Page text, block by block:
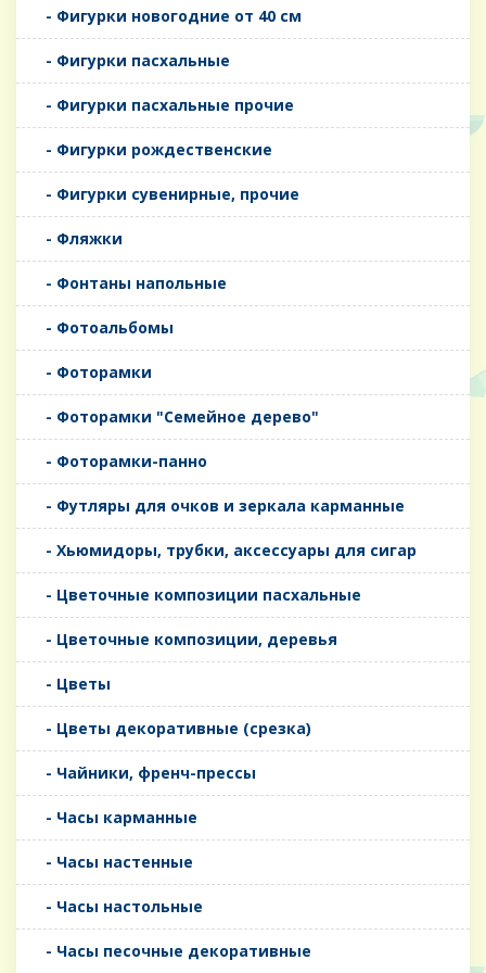
- Фигурки новогодние от 40 см
- Фигурки пасхальные
- Фигурки пасхальные прочие
- Фигурки рождественские
- Фигурки сувенирные, прочие
- Фляжки
- Фонтаны напольные
- Фотоальбомы
- Фоторамки
- Фоторамки "Семейное дерево"
- Фоторамки-панно
- Футляры для очков и зеркала карманные
- Хьюмидоры, трубки, аксессуары для сигар
- Цветочные композиции пасхальные
- Цветочные композиции, деревья
- Цветы
- Цветы декоративные (срезка)
- Чайники, френч-прессы
- Часы карманные
- Часы настенные
- Часы настольные
- Часы песочные декоративные